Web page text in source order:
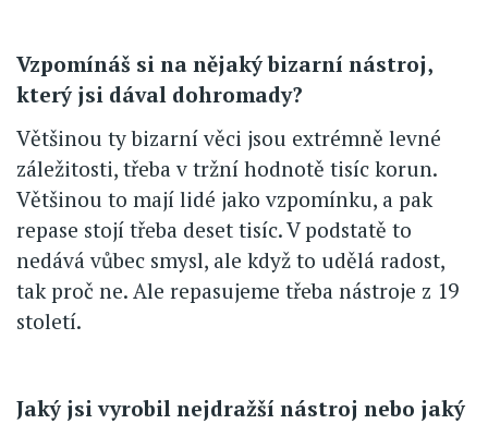
Vzpomínáš si na nějaký bizarní nástroj,
který jsi dával dohromady?
Většinou ty bizarní věci jsou extrémně levné
záležitosti, třeba v tržní hodnotě tisíc korun.
Většinou to mají lidé jako vzpomínku, a pak
repase stojí třeba deset tisíc. V podstatě to
nedává vůbec smysl, ale když to udělá radost,
tak proč ne. Ale repasujeme třeba nástroje z 19
století.
Jaký jsi vyrobil nejdražší nástroj nebo jaký